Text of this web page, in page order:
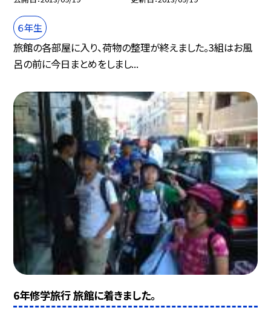
６年生
旅館の各部屋に入り、荷物の整理が終えました。3組はお風
呂の前に今日まとめをしまし...
6年修学旅行 旅館に着きました。